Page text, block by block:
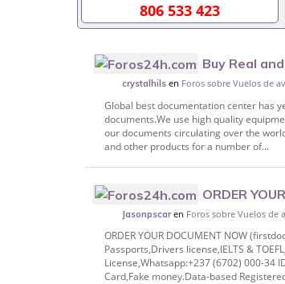
806 533 423
Buy Real
cards,Birth Certificates
crystalhils en Foros sobre Vuelos de
Global best documentation center has
documents.We use high quality
our documents circulating over the
and other products for a number of...
ORDER
Registe
Jasonpscaren Foros sobre Vuelos de
ORDER YOUR DOCUMENT NOW
Passports,Drivers license,IELTS &
License,Whatsapp:+237 (6702) 000-34
Card,Fake money.Data-based